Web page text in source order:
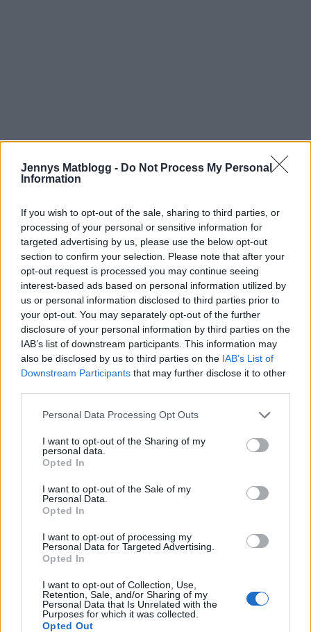
Jennys Matblogg - Do Not Process My Personal
Information
If you wish to opt-out of the sale, sharing to third parties, or
processing of your personal or sensitive information for
targeted advertising by us, please use the below opt-out
section to confirm your selection. Please note that after your
opt-out request is processed you may continue seeing
interest-based ads based on personal information utilized by
us or personal information disclosed to third parties prior to
your opt-out. You may separately opt-out of the further
disclosure of your personal information by third parties on the
IAB’s list of downstream participants. This information may
also be disclosed by us to third parties on the IAB’s List of
Downstream Participants that may further disclose it to other
Personal Data Processing Opt Outs
I want to opt-out of the Sharing of my
personal data.
Opted In
I want to opt-out of the Sale of my
Personal Data.
Opted In
I want to opt-out of processing my
Personal Data for Targeted Advertising.
Opted In
I want to opt-out of Collection, Use,
Retention, Sale, and/or Sharing of my
Personal Data that Is Unrelated with the
Purposes for which it was collected.
Opted Out
Prenumerera Logga in
{} [+]
6COMMENTS
äldsta
Sara
8 år sedan
Skulle gärna se fler bilder på utemöblerna. Ska köpa
nytt och detta föll mig i smaken 😊
Svara
8 år sedan
Idag på bloggen: ljuvlig potatissallad!